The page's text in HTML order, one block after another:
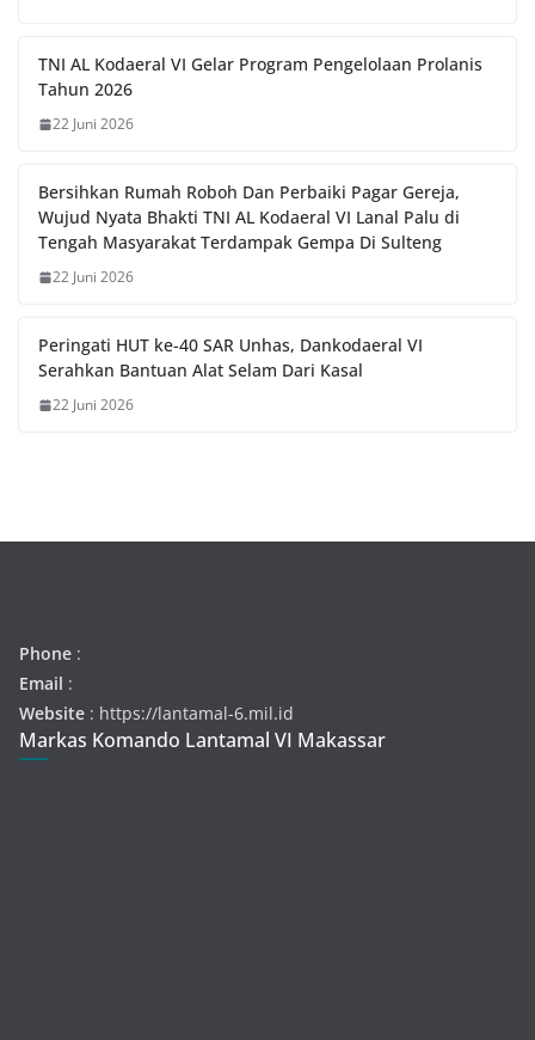
TNI AL Kodaeral VI Gelar Program Pengelolaan Prolanis
Tahun 2026
22 Juni 2026
Bersihkan Rumah Roboh Dan Perbaiki Pagar Gereja,
Wujud Nyata Bhakti TNI AL Kodaeral VI Lanal Palu di
Tengah Masyarakat Terdampak Gempa Di Sulteng
22 Juni 2026
Peringati HUT ke-40 SAR Unhas, Dankodaeral VI
Serahkan Bantuan Alat Selam Dari Kasal
22 Juni 2026
Phone :
Email :
Website : https://lantamal-6.mil.id
Markas Komando Lantamal VI Makassar